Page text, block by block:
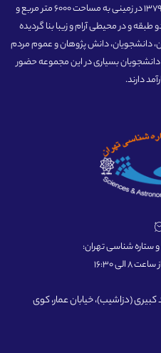
منطقه یک تهران، در شمال تهران در سال 1379 در زمینی به مساحت 6000 متر مربع و
3000 متر مربع، در دو طبقه و در محیطی آرام و زیبا بنا گردیده
دانشجویان، دانش پژوهان و عموم مردم
دانشجویان بسیاری در این مجموعه حضور
دارند.
ستاره شناسی تهران:
الی 16:30
(دزاشیب)، خیابان عمار، کوی